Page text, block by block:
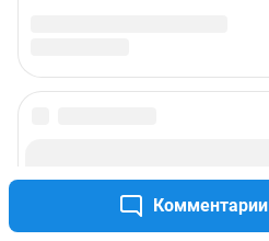
Комментарии